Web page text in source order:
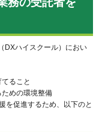
DXハイスクール）におい
ること
めの環境整備
を促進するため、以下のと